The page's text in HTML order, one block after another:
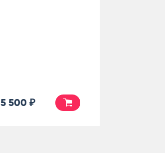
5 500 ₽